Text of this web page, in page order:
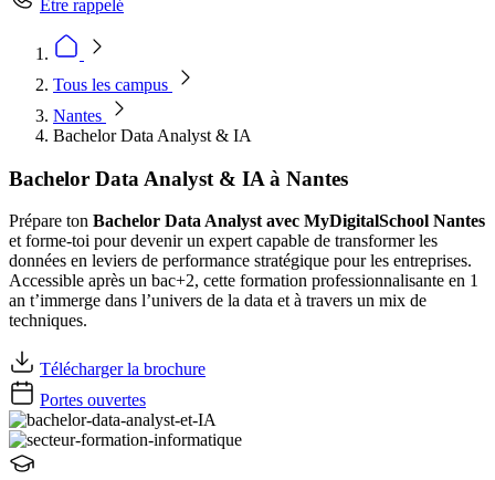
Être rappelé
Tous les campus
Nantes
Bachelor Data Analyst & IA
Bachelor Data Analyst & IA à Nantes
Prépare ton Bachelor Data Analyst avec MyDigitalSchool Nantes
et forme-toi pour devenir un expert capable de transformer les
données en leviers de performance stratégique pour les entreprises.
Accessible après un bac+2, cette formation professionnalisante en 1
an t’immerge dans l’univers de la data et à travers un mix de
techniques.
Télécharger la brochure
Portes ouvertes